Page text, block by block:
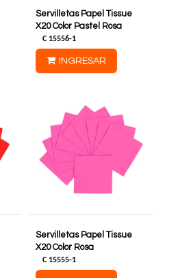
Servilletas Papel Tissue
X20 Color Pastel Rosa
C 15556-1
INGRESAR
Servilletas Papel Tissue
X20 Color Rosa
C 15555-1